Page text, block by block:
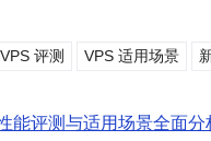
VPS 评测 VPS 适用场景
能评测与适用场景全面分